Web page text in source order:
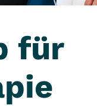
für